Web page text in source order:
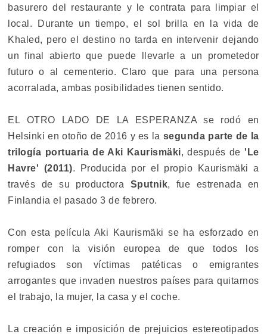
basurero del restaurante y le contrata para limpiar el
local. Durante un tiempo, el sol brilla en la vida de
Khaled, pero el destino no tarda en intervenir dejando
un final abierto que puede llevarle a un prometedor
futuro o al cementerio. Claro que para una persona
acorralada, ambas posibilidades tienen sentido.
EL OTRO LADO DE LA ESPERANZA se rodó en
Helsinki en otoño de 2016 y es la segunda parte de la
trilogía portuaria de Aki Kaurismäki, después de 'Le
Havre' (2011). Producida por el propio Kaurismäki a
través de su productora Sputnik, fue estrenada en
Finlandia el pasado 3 de febrero.
Con esta película Aki Kaurismäki se ha esforzado en
romper con la visión europea de que todos los
refugiados son víctimas patéticas o emigrantes
arrogantes que invaden nuestros países para quitarnos
el trabajo, la mujer, la casa y el coche.
La creación e imposición de prejuicios estereotipados